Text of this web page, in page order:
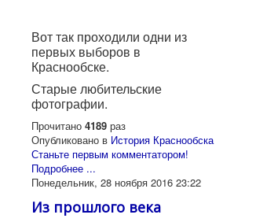
Вот так проходили одни из
первых выборов в
Краснообске.
Старые любительские
фотографии.
Прочитано 4189 раз
Опубликовано в История Краснообска
Станьте первым комментатором!
Подробнее ...
Понедельник, 28 ноября 2016 23:22
Из прошлого века